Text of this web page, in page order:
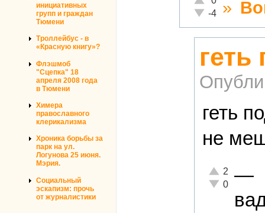
инициативных
групп и граждан
Тюмени
Троллейбус - в
«Красную книгу»?
Флэшмоб
"Сцепка" 18
апреля 2008 года
в Тюмени
Химера
православного
клерикализма
Хроника борьбы за
парк на ул.
Логунова 25 июня.
Мэрия.
Социальный
эскапизм: прочь
от журналистики
Неадекватно!
-4 »
геть
не
Отлично!
2
Неадекватно!
0 —